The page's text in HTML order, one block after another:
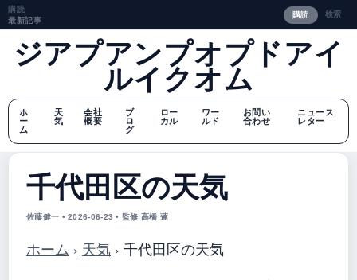
購読
最新記事
購読 検索
ジアプアンプオプドアイ
ルイクオム
ホ
ー
ム
天
気
会社
概要
ブ
ロ
グ
ロー
カル
ワー
ルド
お問い
合わせ
ニュース
レター
千代田区の天気
佐藤健一 • 2026-06-23 • 監修 高橋 蓮
ホーム › 天気 › 千代田区の天気